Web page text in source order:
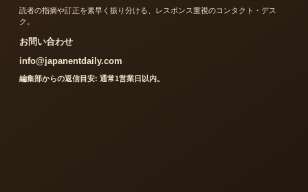
読者の指摘や訂正を素早く振り分ける、レスポンス重視のコンタクト・デス
ク。
お問い合わせ
info@japanentdaily.com
編集部からの返信目安: 通常1営業日以内。